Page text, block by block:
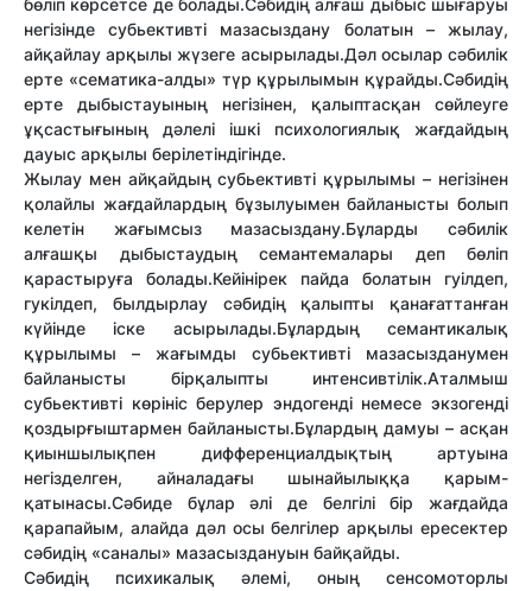
бөліп көрсетсе де болады.Сәбидің алғаш дыбыс шығаруы
негізінде субьективті мазасыздану болатын – жылау,
айқайлау арқылы жүзеге асырылады.Дәл осылар сәбилік
ерте «сематика-алды» түр құрылымын құрайды.Сәбидің
ерте дыбыстауының негізінен, қалыптасқан сөйлеуге
ұқсастығының дәлелі ішкі психологиялық жағдайдың
дауыс арқылы берілетіндігінде.
Жылау мен айқайдың субьективті құрылымы – негізінен
қолайлы жағдайлардың бұзылуымен байланысты болып
келетін жағымсыз мазасыздану.Бұларды сәбилік
алғашқы дыбыстаудың семантемалары деп бөліп
қарастыруға болады.Кейінірек пайда болатын гуілдеп,
гукілдеп, былдырлау сәбидің қалыпты қанағаттанған
күйінде іске асырылады.Бұлардың семантикалық
құрылымы – жағымды субьективті мазасызданумен
байланысты бірқалыпты интенсивтілік.Аталмыш
субьективті көрініс берулер эндогенді немесе экзогенді
қоздырғыштармен байланысты.Бұлардың дамуы – асқан
қиыншылықпен дифференциалдықтың артуына
негізделген, айналадағы шынайылыққа қарым-
қатынасы.Сәбиде бұлар әлі де белгілі бір жағдайда
қарапайым, алайда дәл осы белгілер арқылы ересектер
сәбидің «саналы» мазасыздануын байқайды.
Сәбидің психикалық әлемі, оның сенсомоторлы